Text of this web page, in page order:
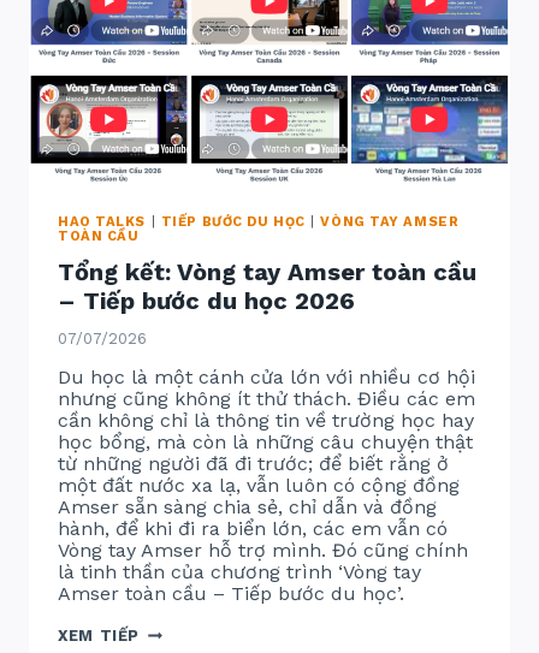
HAO TALKS TIẾP BƯỚC DU HỌC |VÒNG TAY AMSER
TOÀN CẦU
Tổng kết: Vòng tay Amser toàn cầu
– Tiếp bước du học 2026
07/07/2026
Du học là một cánh cửa lớn với nhiều cơ hội
nhưng cũng không ít thử thách. Điều các em
cần không chỉ là thông tin về trường học hay
học bổng, mà còn là những câu chuyện thật
từ những người đã đi trước; để biết rằng ở
một đất nước xa lạ, vẫn luôn có cộng đồng
Amser sẵn sàng chia sẻ, chỉ dẫn và đồng
hành, để khi đi ra biển lớn, các em vẫn có
Vòng tay Amser hỗ trợ mình. Đó cũng chính
là tinh thần của chương trình ‘Vòng tay
Amser toàn cầu – Tiếp bước du học’.
XEM TIẾP TỔNG